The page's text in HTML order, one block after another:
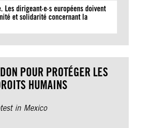
Les dirigeant·e·s européens doivent
et solidarité concernant la
POUR PROTÉGER LES
HUMAINS